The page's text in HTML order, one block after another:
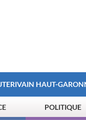
HAUT-
POLITIQUE